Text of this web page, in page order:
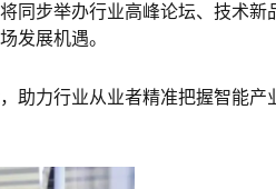
步举办行业高峰论坛、技术新
发展机遇。
助力行业从业者精准把握智能产